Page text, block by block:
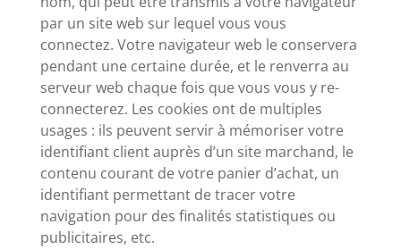
par un site web sur lequel vous vous
connectez. Votre navigateur web le conservera
pendant une certaine durée, et le renverra au
serveur web chaque fois que vous vous y re-
connecterez. Les cookies ont de multiples
usages : ils peuvent servir à mémoriser votre
identifiant client auprès d’un site marchand, le
contenu courant de votre panier d’achat, un
identifiant permettant de tracer votre
navigation pour des finalités statistiques ou
publicitaires, etc.